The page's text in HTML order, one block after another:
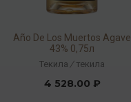
Año De Los Muertos Agave
43% 0,75л
Текила / текила
4 528.00 ₽